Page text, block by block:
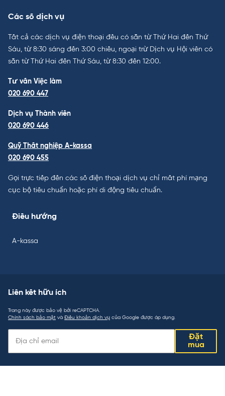
Các số dịch vụ
Tất cả các dịch vụ điện thoại đều có sẵn từ Thứ Hai đến Thứ
Sáu, từ 8:30 sáng đến 3:00 chiều, ngoại trừ Dịch vụ Hội viên có
sẵn từ Thứ Hai đến Thứ Sáu, từ 8:30 đến 12:00.
Tư vấn Việc làm
020 690 447
Dịch vụ Thành viên
020 690 446
Quỹ Thất nghiệp A-kassa
020 690 455
Gọi trực tiếp đến các số điện thoại dịch vụ chỉ mất phí mạng
cục bộ tiêu chuẩn hoặc phí di động tiêu chuẩn.
Điều hướng
A-kassa
Liên kết hữu ích
Trang này được bảo vệ bởi reCAPTCHA.
Chính sách bảo mật và Điều khoản dịch vụ của Google được áp dụng.
kết
Đặt
mua